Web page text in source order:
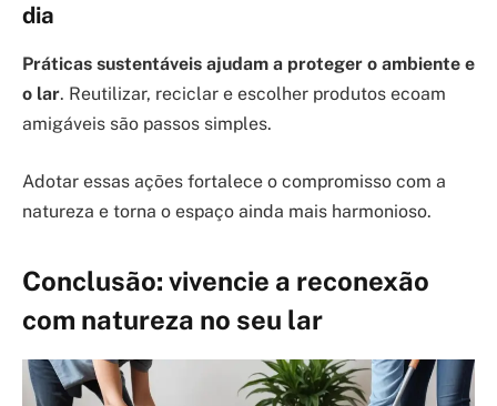
dia
Práticas sustentáveis ajudam a proteger o ambiente e
o lar. Reutilizar, reciclar e escolher produtos ecoam
amigáveis são passos simples.
Adotar essas ações fortalece o compromisso com a
natureza e torna o espaço ainda mais harmonioso.
Conclusão: vivencie a reconexão
com natureza no seu lar